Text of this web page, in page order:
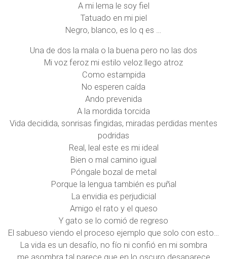
A mi lema le soy fiel
Tatuado en mi piel
Negro, blanco, es lo q es …
Una de dos la mala o la buena pero no las dos
Mi voz feroz mi estilo veloz llego atroz
Como estampida
No esperen caída
Ando prevenida
A la mordida torcida
Vida decidida, sonrisas fingidas, miradas perdidas mentes
podridas
Real, leal este es mi ideal
Bien o mal camino igual
Póngale bozal de metal
Porque la lengua también es puñal
La envidia es perjudicial
Amigo el rato y el queso
Y gato se lo comió de regreso
El sabueso viendo el proceso ejemplo que solo con esto…
La vida es un desafío, no fío ni confió en mi sombra